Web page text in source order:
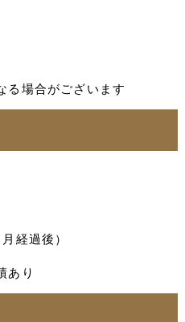
る場合がございます
経過後）
あり